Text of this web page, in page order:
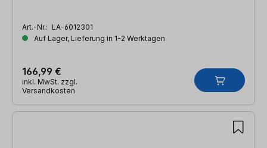
Art.-Nr.: LA-6012301
Auf Lager, Lieferung in 1-2 Werktagen
166,99 €
inkl. MwSt. zzgl.
Versandkosten